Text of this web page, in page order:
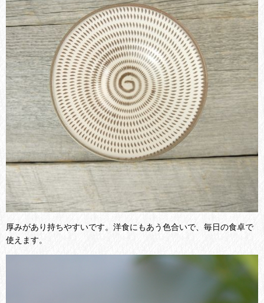
厚みがあり持ちやすいです。洋食にもあう色合いで、毎日の食卓で
使えます。